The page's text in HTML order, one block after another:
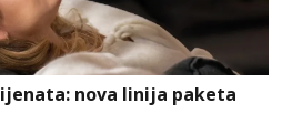
nova linija paketa